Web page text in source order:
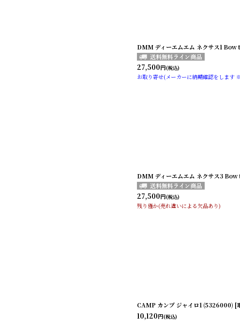
DMM ディーエムエム ネクサス1
27,500円(税込)
お取り寄せ(メーカーに納期確認をします
DMM ディーエムエム ネクサス3
27,500円(税込)
残り僅か(売れ違いによる欠品あり)
CAMP カンプ ジャイロ1 (5326000) [
10,120円(税込)